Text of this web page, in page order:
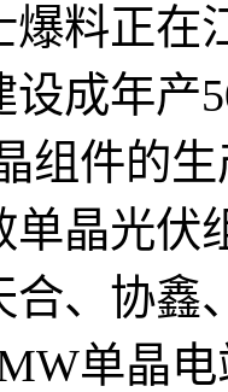
爆料正在
设成年产
组件的
单晶光伏
合、协鑫
单晶